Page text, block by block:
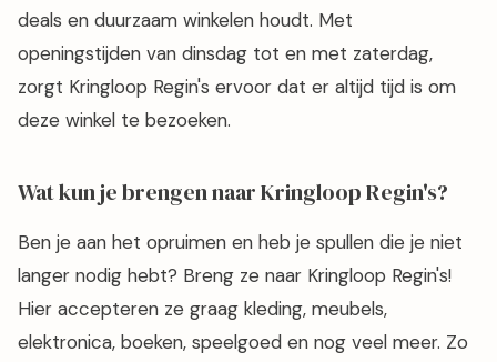
deals en duurzaam winkelen houdt. Met
openingstijden van dinsdag tot en met zaterdag,
zorgt Kringloop Regin's ervoor dat er altijd tijd is om
deze winkel te bezoeken.
Wat kun je brengen naar Kringloop Regin's?
Ben je aan het opruimen en heb je spullen die je niet
langer nodig hebt? Breng ze naar Kringloop Regin's!
Hier accepteren ze graag kleding, meubels,
elektronica, boeken, speelgoed en nog veel meer. Zo